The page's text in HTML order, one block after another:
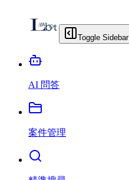
Toggle Sidebar
AI 問答
案件管理